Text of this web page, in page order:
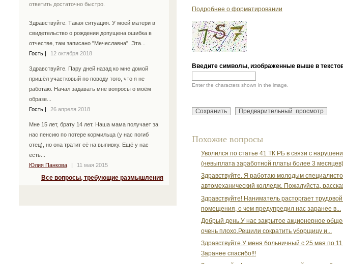
ответить достаточно быстро.
Здравствуйте. Такая ситуация. У моей матери в
свидетельство о рождении допущена ошибка в
отчестве, там записано "Мечеславна". Эта...
Гость
12 октября 2018
Здравствуйте. Пару дней назад ко мне домой
пришёл участковый по поводу того, что я не
работаю. Начал задавать мне вопросы о моём
образе...
Гость
26 апреля 2018
Мне 15 лет, брату 14 лет. Наша мама получает за
нас пенсию по потере кормильца (у нас погиб
отец), но она тратит её на выпивку. Ещё у нас
есть...
Юлия Панкова
11 мая 2015
Все вопросы, требующие размышления
Подробнее о форматировании
Введите символы, изображенные выше в
Enter the characters shown in the image.
Похожие вопросы
Уволился по статье 41 ТК РБ в связи с
(невыплата заработной платы более 3
Здравствуйте. Я работаю молодым
автомеханический колледж. Пожалуйста,
Здравствуйте! Наниматель расторгает
помещения, о чем предупредил нас заранее в...
Добрый день.У нас закрытое акционерное
очень плохо.Решили сократить уборщицу и...
Здравствуйте.У меня больничный с 25 мая по
Заранее спасибо!!!